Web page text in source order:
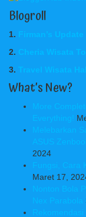
Blogroll
1. Firman’s Update
2. Cheria Wisata
3. Travel Wisata
What’s New?
More
Everything!
Melebarkan
ASUS
2024
Fungsi, Cara
Maret 17,
Nonton Bola
Nex Parabola